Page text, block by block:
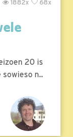
68x
1882x
20 is
sowieso n..